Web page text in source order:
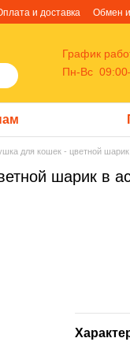
и доставка Обмен
График
Пн-Вс
для кошек - цветной
шарик в